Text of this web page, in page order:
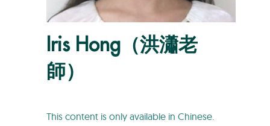
Iris Hong（洪瀟老
師）
This content is only available in Chinese.